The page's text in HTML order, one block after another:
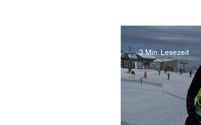
3 Min. Lesezeit